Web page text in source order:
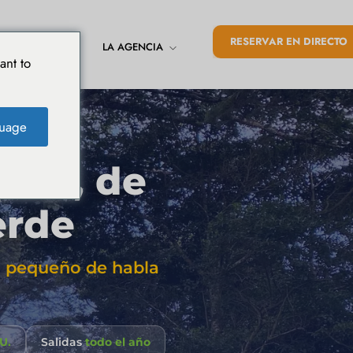
LA AGENCIA RESERVAR EN DIRECTO
de
pequeño de habla
Salidastodo el año
to